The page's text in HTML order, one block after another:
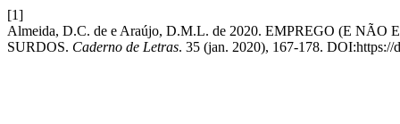
[1]
Almeida, D.C. de e Araújo, D.M.L. de 2020. EMPREGO (E
SURDOS. Caderno de Letras. 35 (jan. 2020), 167-178.